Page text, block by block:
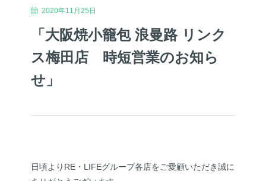
2020年11月25日
「大阪焼小籠包 浪曼路 リンク
ス梅田店 時短営業のお知ら
せ」
日頃よりRE・LIFEグループ各店をご愛顧いただき誠に